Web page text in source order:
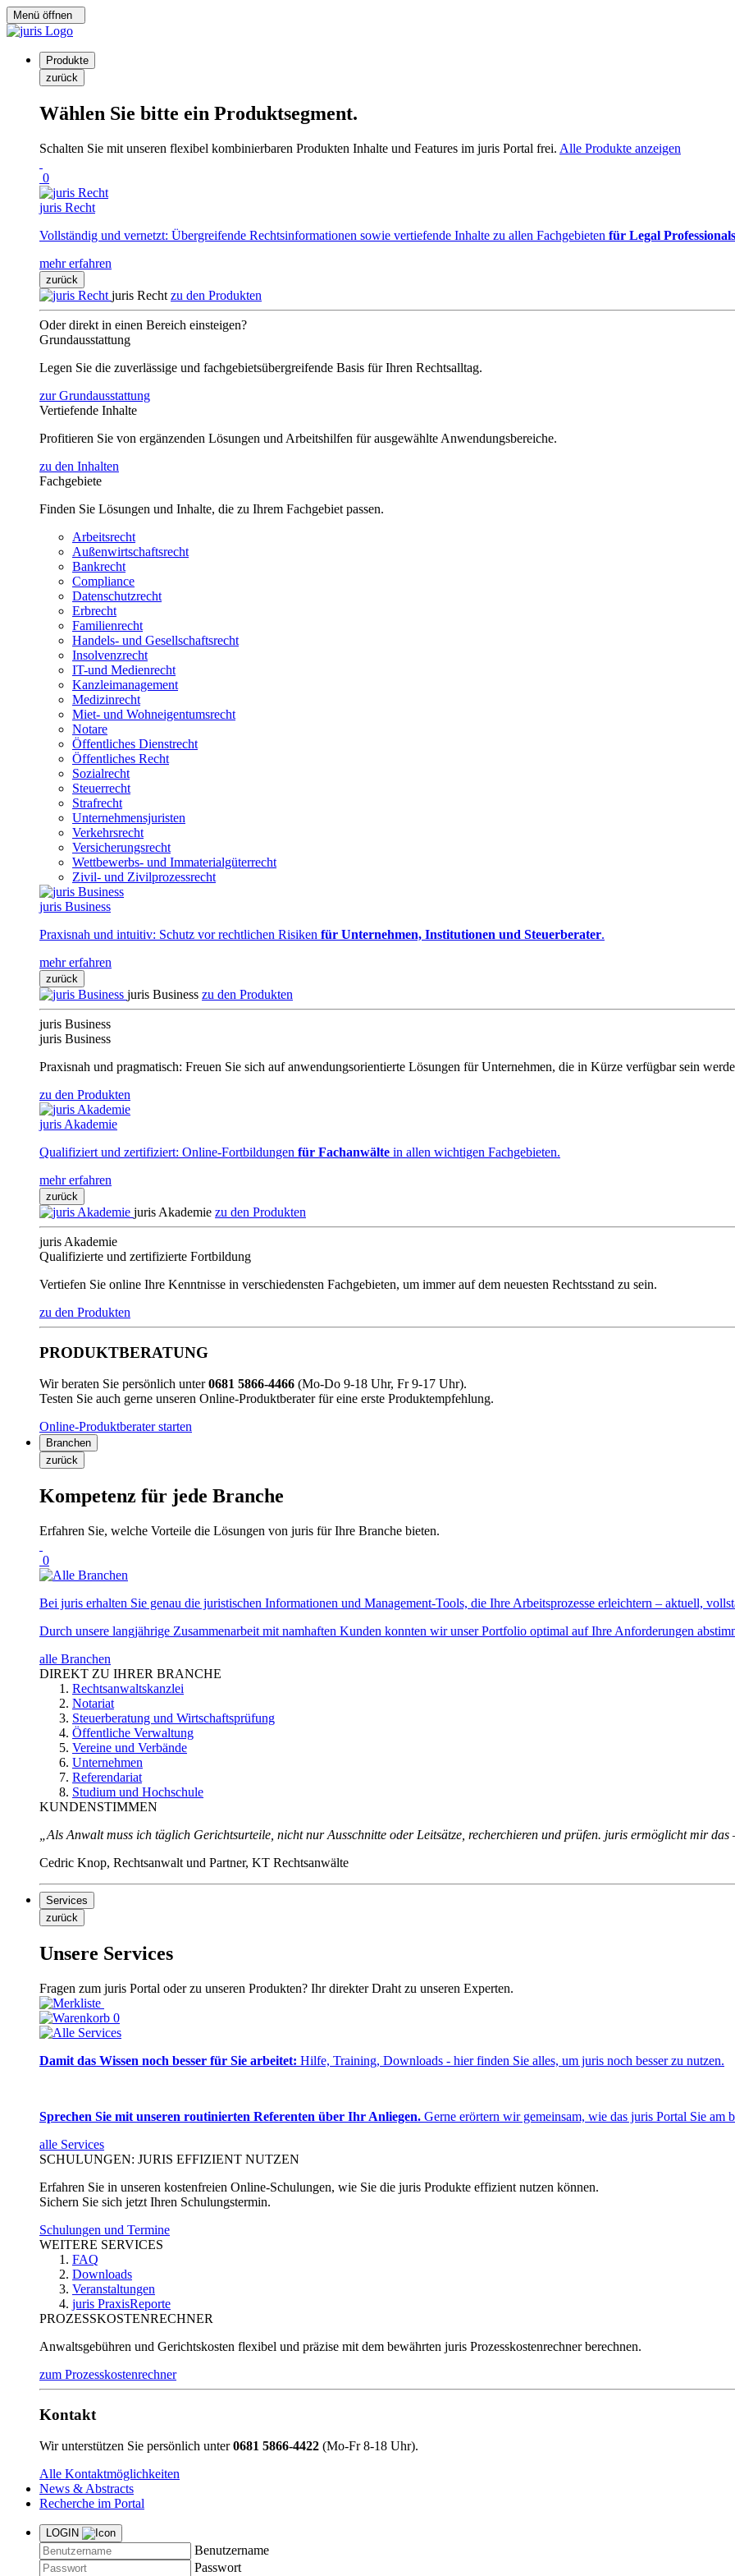
Menü öffnen
Produkte
zurück
Wählen Sie bitte ein Produktsegment.
Schalten Sie mit unseren flexibel kombinierbaren Produkten Inhalte und Features im juris Portal frei. Alle Produkte anzeigen
0
juris Recht
Vollständig und vernetzt: Übergreifende Rechtsinformationen sowie vertiefende Inhalte zu allen Fachgebieten für Legal Professionals
mehr erfahren
zurück
juris Recht zu den Produkten
Oder direkt in einen Bereich einsteigen?
Grundausstattung
Legen Sie die zuverlässige und fachgebietsübergreifende Basis für Ihren Rechtsalltag.
zur Grundausstattung
Vertiefende Inhalte
Profitieren Sie von ergänzenden Lösungen und Arbeitshilfen für ausgewählte Anwendungsbereiche.
zu den Inhalten
Fachgebiete
Finden Sie Lösungen und Inhalte, die zu Ihrem Fachgebiet passen.
Arbeitsrecht
Außenwirtschaftsrecht
Bankrecht
Compliance
Datenschutzrecht
Erbrecht
Familienrecht
Handels- und Gesellschaftsrecht
Insolvenzrecht
IT-und Medienrecht
Kanzleimanagement
Medizinrecht
Miet- und Wohneigentumsrecht
Notare
Öffentliches Dienstrecht
Öffentliches Recht
Sozialrecht
Steuerrecht
Strafrecht
Unternehmensjuristen
Verkehrsrecht
Versicherungsrecht
Wettbewerbs- und Immaterialgüterrecht
Zivil- und Zivilprozessrecht
juris Business
Praxisnah und intuitiv: Schutz vor rechtlichen Risiken für Unternehmen, Institutionen und Steuerberater.
mehr erfahren
zurück
juris Business zu den Produkten
juris Business
juris Business
Praxisnah und pragmatisch: Freuen Sie sich auf anwendungsorientierte Lösungen für Unternehmen, die in Kürze verfügbar sein
zu den Produkten
juris Akademie
Qualifiziert und zertifiziert: Online-Fortbildungen für Fachanwälte in allen wichtigen Fachgebieten.
mehr erfahren
zurück
juris Akademie zu den Produkten
juris Akademie
Qualifizierte und zertifizierte Fortbildung
Vertiefen Sie online Ihre Kenntnisse in verschiedensten Fachgebieten, um immer auf dem neuesten Rechtsstand zu sein.
zu den Produkten
PRODUKTBERATUNG
Wir beraten Sie persönlich unter0681 5866-4466 (Mo-Do 9-18 Uhr, Fr 9-17 Uhr).
Testen Sie auch gerne unseren Online-Produktberater für eine erste Produktempfehlung.
Online-Produktberater starten
Branchen
zurück
Kompetenz für jede Branche
Erfahren Sie, welche Vorteile die Lösungen von juris für Ihre Branche bieten.
0
Bei juris erhalten Sie genau die juristischen Informationen und Management-Tools, die Ihre Arbeitsprozesse erleichtern – aktuell,
Durch unsere langjährige Zusammenarbeit mit namhaften Kunden konnten wir unser Portfolio optimal auf Ihre Anforderungen
alle Branchen
DIREKT ZU IHRER BRANCHE
Rechtsanwaltskanzlei
Notariat
Steuerberatung und Wirtschaftsprüfung
Öffentliche Verwaltung
Vereine und Verbände
Unternehmen
Referendariat
Studium und Hochschule
KUNDENSTIMMEN
„Als Anwalt muss ich täglich Gerichtsurteile, nicht nur Ausschnitte oder Leitsätze, recherchieren und prüfen. juris ermöglicht mir
Cedric Knop, Rechtsanwalt und Partner, KT Rechtsanwälte
Services
zurück
Unsere Services
Fragen zum juris Portal oder zu unseren Produkten? Ihr direkter Draht zu unseren Experten.
0
Damit das Wissen noch besser für Sie arbeitet: Hilfe, Training, Downloads - hier finden Sie alles, um juris noch besser zu nutzen.
Sprechen Sie mit unseren routinierten Referenten über Ihr Anliegen. Gerne erörtern wir gemeinsam, wie das juris Portal Sie am
alle Services
SCHULUNGEN: JURIS EFFIZIENT NUTZEN
Erfahren Sie in unseren kostenfreien Online-Schulungen, wie Sie die juris Produkte effizient nutzen können.
Sichern Sie sich jetzt Ihren Schulungstermin.
Schulungen und Termine
WEITERE SERVICES
FAQ
Downloads
Veranstaltungen
juris PraxisReporte
PROZESSKOSTENRECHNER
Anwaltsgebühren und Gerichtskosten flexibel und präzise mit dem bewährten juris Prozesskostenrechner berechnen.
zum Prozesskostenrechner
Kontakt
Wir unterstützen Sie persönlich unter0681 5866-4422 (Mo-Fr 8-18 Uhr).
Alle Kontaktmöglichkeiten
News & Abstracts
Recherche im Portal
LOGIN
Benutzername
Passwort